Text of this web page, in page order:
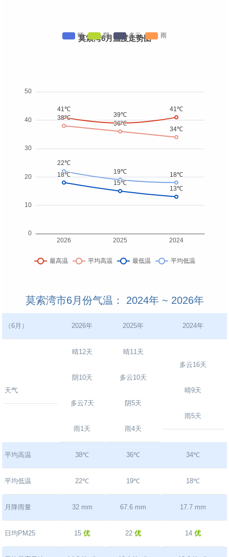
莫索湾6月温度走势图
莫索湾市6月份气温： 2024年 ~ 2026年
（6月） 2026年 2025年 2024年
天气
晴12天
阴10天
多云7天
雨1天
晴11天
多云10天
阴5天
雨4天
多云16天
晴9天
雨5天
平均高温 38℃ 36℃ 34℃
平均低温 22℃ 19℃ 18℃
月降雨量 32 mm 67.6 mm 17.7 mm
日均PM25 15优 22优 14优